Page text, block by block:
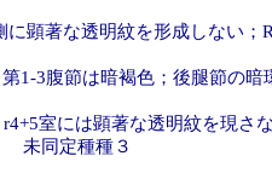
著な透明紋を形成しない；
1-3腹節は暗褐色；後腿節の
室には顕著な透明紋を現さ
未同定種種３